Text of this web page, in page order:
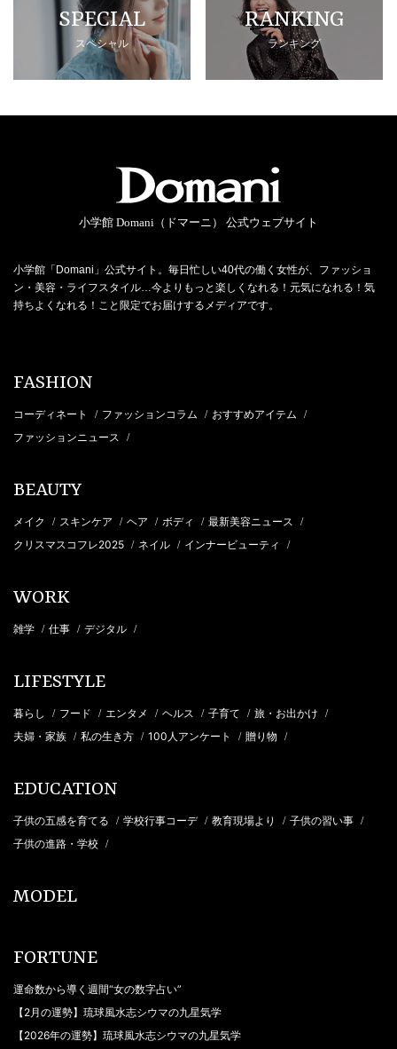
SPECIAL
スペシャル
RANKING
ランキング
小学館 Domani（ドマーニ） 公式ウェブサイト
小学館「Domani」公式サイト。毎日忙しい40代の働く女性が、ファッショ
ン・美容・ライフスタイル…今よりもっと楽しくなれる！元気になれる！気
持ちよくなれる！こと限定でお届けするメディアです。
FASHION
コーディネート / ファッションコラム / おすすめアイテム /
ファッションニュース /
BEAUTY
メイク / スキンケア / ヘア / ボディ / 最新美容ニュース /
クリスマスコフレ2025 / ネイル / インナービューティ /
WORK
雑学 / 仕事 / デジタル /
LIFESTYLE
暮らし / フード / エンタメ / ヘルス / 子育て / 旅・お出かけ /
夫婦・家族 / 私の生き方 / 100人アンケート / 贈り物 /
EDUCATION
子供の五感を育てる / 学校行事コーデ / 教育現場より / 子供の習い事 /
子供の進路・学校 /
MODEL
FORTUNE
運命数から導く週間“女の数字占い”
【2月の運勢】琉球風水志シウマの九星気学
【2026年の運勢】琉球風水志シウマの九星気学